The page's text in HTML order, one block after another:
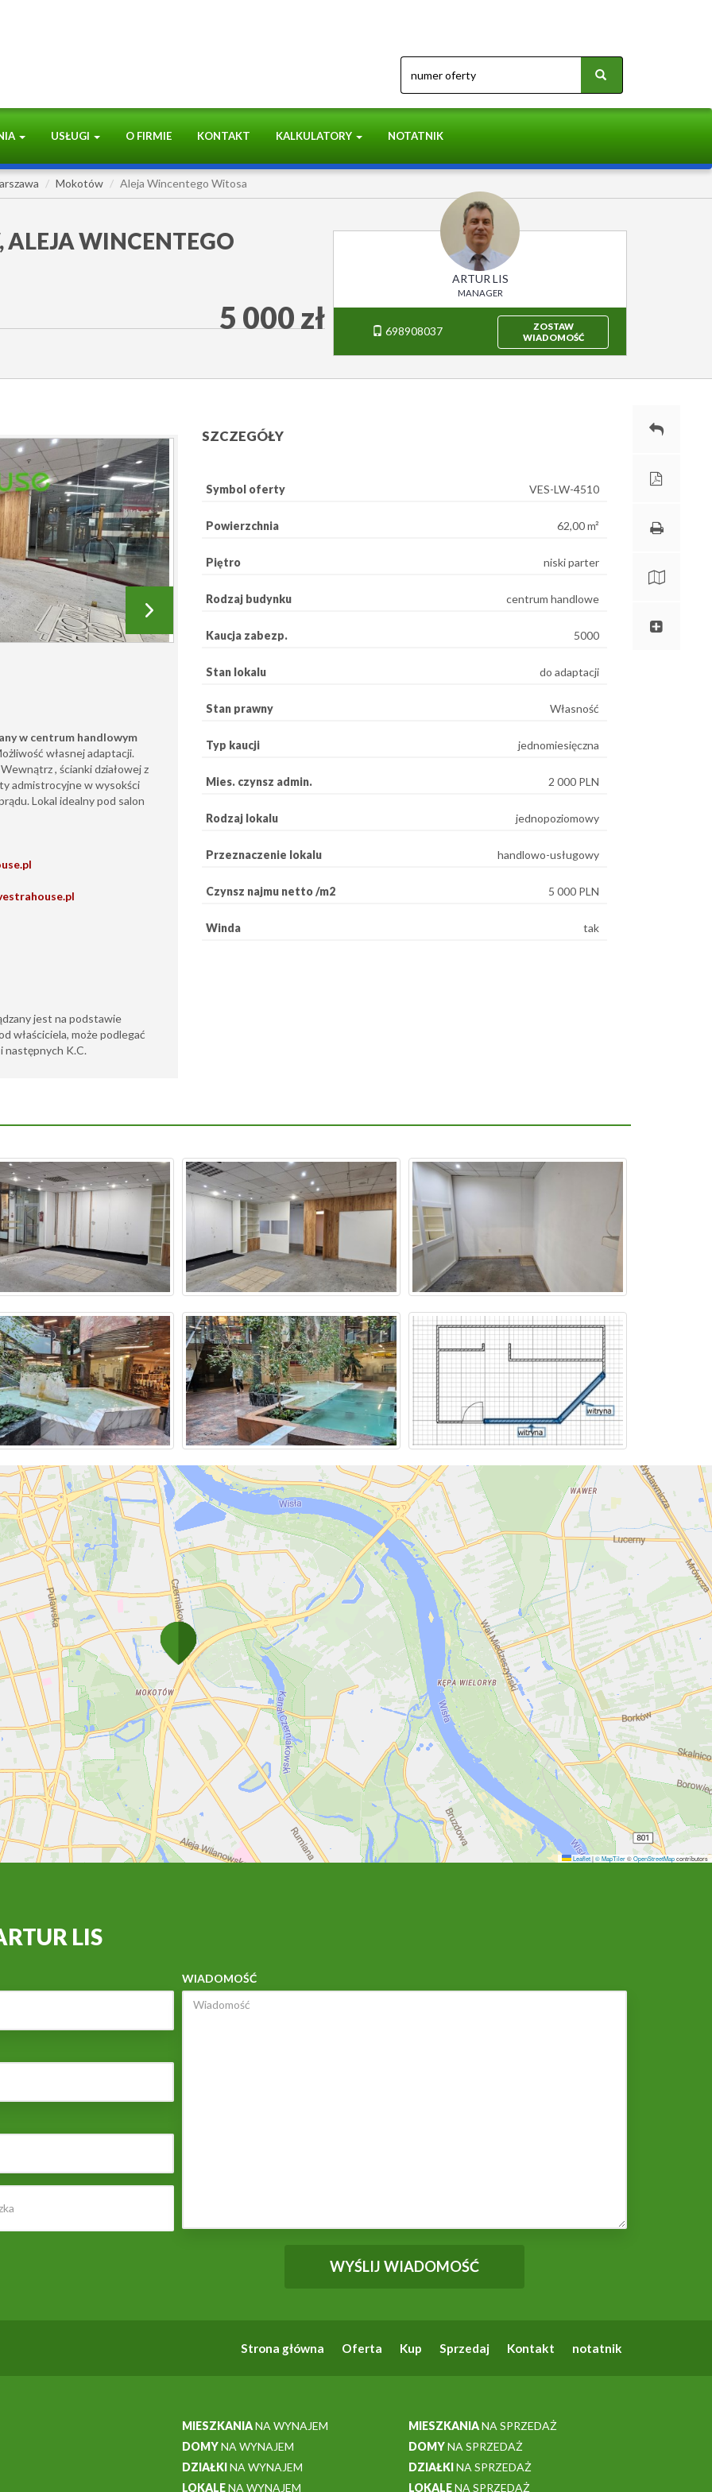
USŁUGI O FIRMIE KONTAKT KALKULATORY NOTATNIK
Mokotów Aleja Wincentego Witosa
WINCENTEGO
5 000 zł
ARTUR LIS
MANAGER
698908037
ZOSTAW
WIADOMOŚĆ
w centrum handlowym
własnej adaptacji.
, ścianki działowej z
admistrocyjne w wysokści
Lokal idealny pod salon
jest na podstawie
właściciela, może podlegać
następnych K.C.
SZCZEGÓŁY
Symbol oferty VES-LW-4510
Powierzchnia 62,00 m²
Piętro niski parter
Rodzaj budynku centrum handlowe
Kaucja zabezp. 5000
Stan lokalu do adaptacji
Stan prawny Własność
Typ kaucji jednomiesięczna
Mies. czynsz admin. 2 000 PLN
Rodzaj lokalu jednopoziomowy
Przeznaczenie lokalu handlowo-usługowy
Czynsz najmu netto /m2 5 000 PLN
Winda tak
Leaflet|© MapTiler©OpenStreetMapcontributors
LIS
WIADOMOŚĆ
Strona główna Oferta Kup Sprzedaj Kontakt notatnik
MIESZKANIANA WYNAJEM
DOMYNA WYNAJEM
DZIAŁKINA WYNAJEM
LOKALENA WYNAJEM
MIESZKANIANA SPRZEDAŻ
DOMYNA SPRZEDAŻ
DZIAŁKINA SPRZEDAŻ
LOKALENA SPRZEDAŻ